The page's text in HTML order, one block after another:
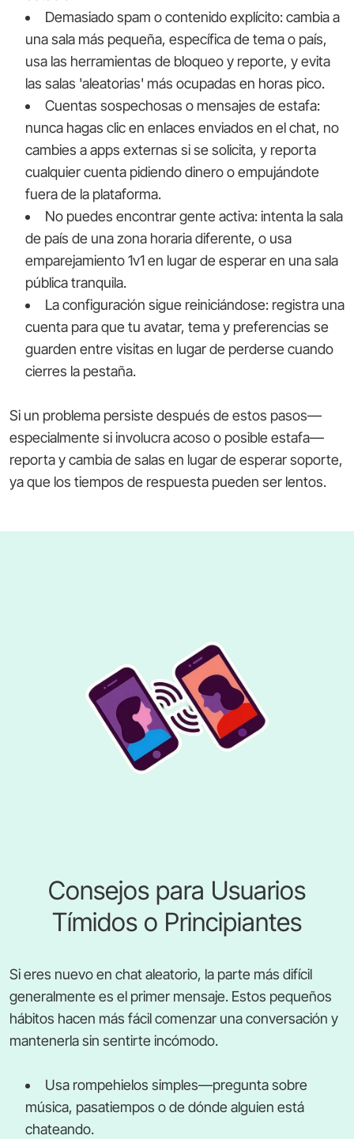
Demasiado spam o contenido explícito: cambia a
una sala más pequeña, específica de tema o país,
usa las herramientas de bloqueo y reporte, y evita
las salas 'aleatorias' más ocupadas en horas pico.
Cuentas sospechosas o mensajes de estafa:
nunca hagas clic en enlaces enviados en el chat, no
cambies a apps externas si se solicita, y reporta
cualquier cuenta pidiendo dinero o empujándote
fuera de la plataforma.
No puedes encontrar gente activa: intenta la sala
de país de una zona horaria diferente, o usa
emparejamiento 1v1 en lugar de esperar en una sala
pública tranquila.
La configuración sigue reiniciándose: registra una
cuenta para que tu avatar, tema y preferencias se
guarden entre visitas en lugar de perderse cuando
cierres la pestaña.
Si un problema persiste después de estos pasos—
especialmente si involucra acoso o posible estafa—
reporta y cambia de salas en lugar de esperar soporte,
ya que los tiempos de respuesta pueden ser lentos.
Consejos para Usuarios
Tímidos o Principiantes
Si eres nuevo en chat aleatorio, la parte más difícil
generalmente es el primer mensaje. Estos pequeños
hábitos hacen más fácil comenzar una conversación y
mantenerla sin sentirte incómodo.
Usa rompehielos simples—pregunta sobre
música, pasatiempos o de dónde alguien está
chateando.